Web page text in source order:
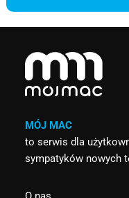
MÓJ MAC
to serwis dla
sympatyków nowych